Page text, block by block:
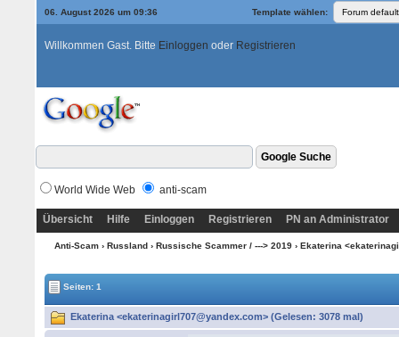
06. August 2026 um 09:36 Template wählen:
Willkommen Gast. Bitte Einloggen oder Registrieren
World Wide Web anti-scam
Übersicht Hilfe Einloggen Registrieren PN an Administrator
Anti-Scam› Russland› Russische Scammer / ---> 2019› Ekaterina
Seiten: 1
Ekaterina <ekaterinagirl707@yandex.com> (Gelesen: 3078 mal)